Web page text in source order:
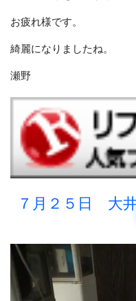
お疲れ様です。
綺麗になりましたね。
瀬野
７月２５日 大